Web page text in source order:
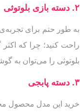
۲. دسته بازی بلوتوثی
به طور حتم برای
راحت کنید؛ چرا که
بلوتوثی را می‌توان به
۳. دسته پابجی